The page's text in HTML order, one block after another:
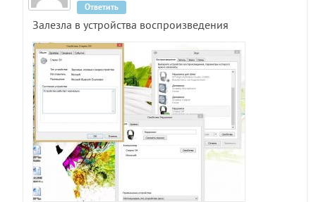
Залезла в устройства воспроизведения
Ответить